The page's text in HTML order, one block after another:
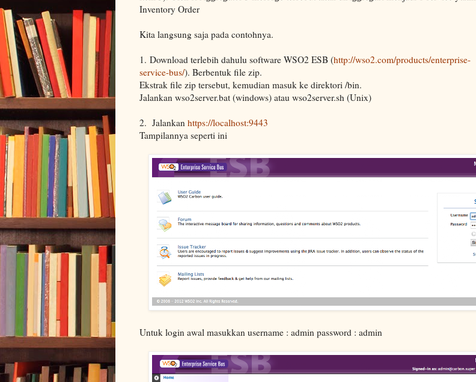
Inventory Order
Kita langsung saja pada contohnya.
1. Download terlebih dahulu software WSO2 ESB (http://wso2.com/products/enterprise-
service-bus/). Berbentuk file zip.
Ekstrak file zip tersebut, kemudian masuk ke direktori /bin.
Jalankan wso2server.bat (windows) atau wso2server.sh (Unix)
2. Jalankan https://localhost:9443
Tampilannya seperti ini
Untuk login awal masukkan username : admin password : admin